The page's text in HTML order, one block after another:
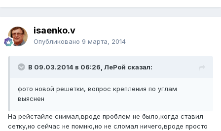
isaenko.v
Опубликовано 9 марта, 2014
В 09.03.2014 в 06:26, ЛеРой сказал:
фото новой решетки, вопрос крепления по углам
выяснен
На рейстайле снимал,вроде проблем не было,когда ставил
сетку,но сейчас не помню,но не сломал ничего,вроде просто